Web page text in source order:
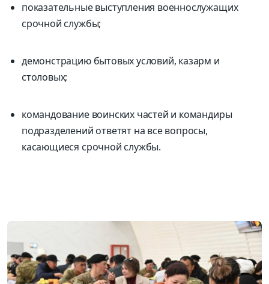
показательные выступления военнослужащих
срочной службы;
демонстрацию бытовых условий, казарм и
столовых;
командование воинских частей и командиры
подразделений ответят на все вопросы,
касающиеся срочной службы.